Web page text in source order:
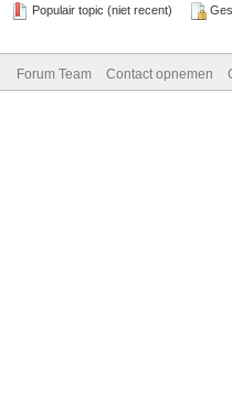
Populair topic (niet recent)
Forum Team Contact opnemen